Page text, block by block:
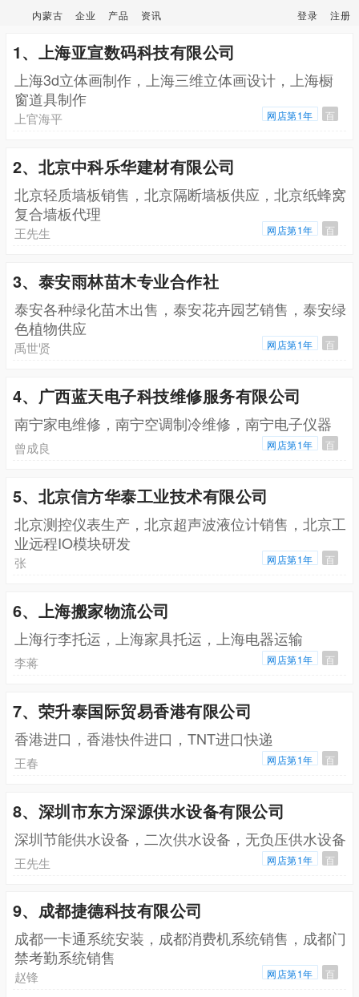
内蒙古 企业 产品 资讯 登录 注册
1、上海亚宣数码科技有限公司
上海3d立体画制作，上海三维立体画设计，上海橱
窗道具制作
上官海平 网店第1年 百
2、北京中科乐华建材有限公司
北京轻质墙板销售，北京隔断墙板供应，北京纸蜂窝
复合墙板代理
王先生 网店第1年 百
3、泰安雨林苗木专业合作社
泰安各种绿化苗木出售，泰安花卉园艺销售，泰安绿
色植物供应
禹世贤 网店第1年 百
4、广西蓝天电子科技维修服务有限公司
南宁家电维修，南宁空调制冷维修，南宁电子仪器
曾成良 网店第1年 百
5、北京信方华泰工业技术有限公司
北京测控仪表生产，北京超声波液位计销售，北京工
业远程IO模块研发
张 网店第1年 百
6、上海搬家物流公司
上海行李托运，上海家具托运，上海电器运输
李蒋 网店第1年 百
7、荣升泰国际贸易香港有限公司
香港进口，香港快件进口，TNT进口快递
王春 网店第1年 百
8、深圳市东方深源供水设备有限公司
深圳节能供水设备，二次供水设备，无负压供水设备
王先生 网店第1年 百
9、成都捷德科技有限公司
成都一卡通系统安装，成都消费机系统销售，成都门
禁考勤系统销售
赵锋 网店第1年 百